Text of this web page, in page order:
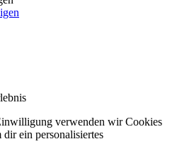
verwenden wir Cookies
ein personalisiertes